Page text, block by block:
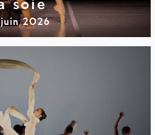
soie
juin 2026